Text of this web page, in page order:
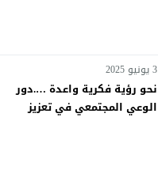
3 يونيو 2025
نحو رؤية فكرية واعدة ….دور
الوعي المجتمعي في تعزيز